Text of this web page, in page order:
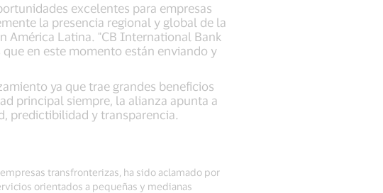
excelentes para empresas
la presencia regional y global de la
América Latina. "CB International Bank
en este momento están enviando y
ya que trae grandes beneficios
principal siempre, la alianza apunta a
predictibilidad y transparencia.
transfronterizas, ha sido aclamado por
orientados a pequeñas y medianas